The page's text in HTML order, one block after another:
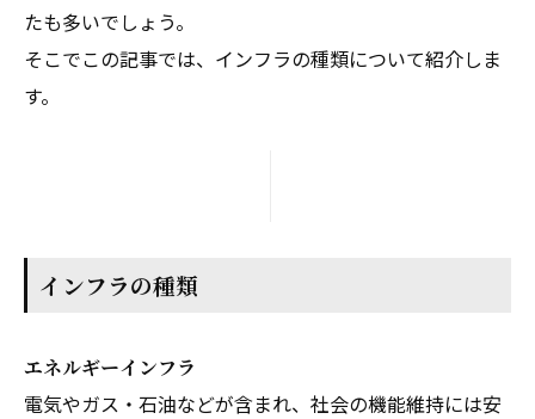
たも多いでしょう。
そこでこの記事では、インフラの種類について紹介しま
す。
インフラの種類
エネルギーインフラ
電気やガス・石油などが含まれ、社会の機能維持には安